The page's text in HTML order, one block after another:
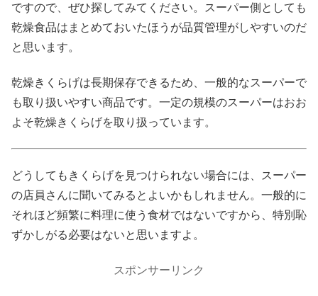
ですので、ぜひ探してみてください。スーパー側としても
乾燥食品はまとめておいたほうが品質管理がしやすいのだ
と思います。
乾燥きくらげは長期保存できるため、一般的なスーパーで
も取り扱いやすい商品です。一定の規模のスーパーはおお
よそ乾燥きくらげを取り扱っています。
どうしてもきくらげを見つけられない場合には、スーパー
の店員さんに聞いてみるとよいかもしれません。一般的に
それほど頻繁に料理に使う食材ではないですから、特別恥
ずかしがる必要はないと思いますよ。
スポンサーリンク